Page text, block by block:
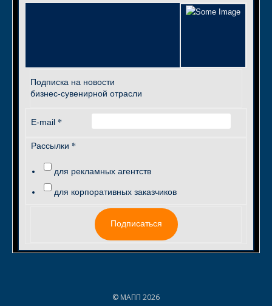
Подписка на новости
бизнес-сувенирной отрасли
E-mail *
Рассылки *
для рекламных агентств
для корпоративных заказчиков
Подписаться
© МАПП 2026